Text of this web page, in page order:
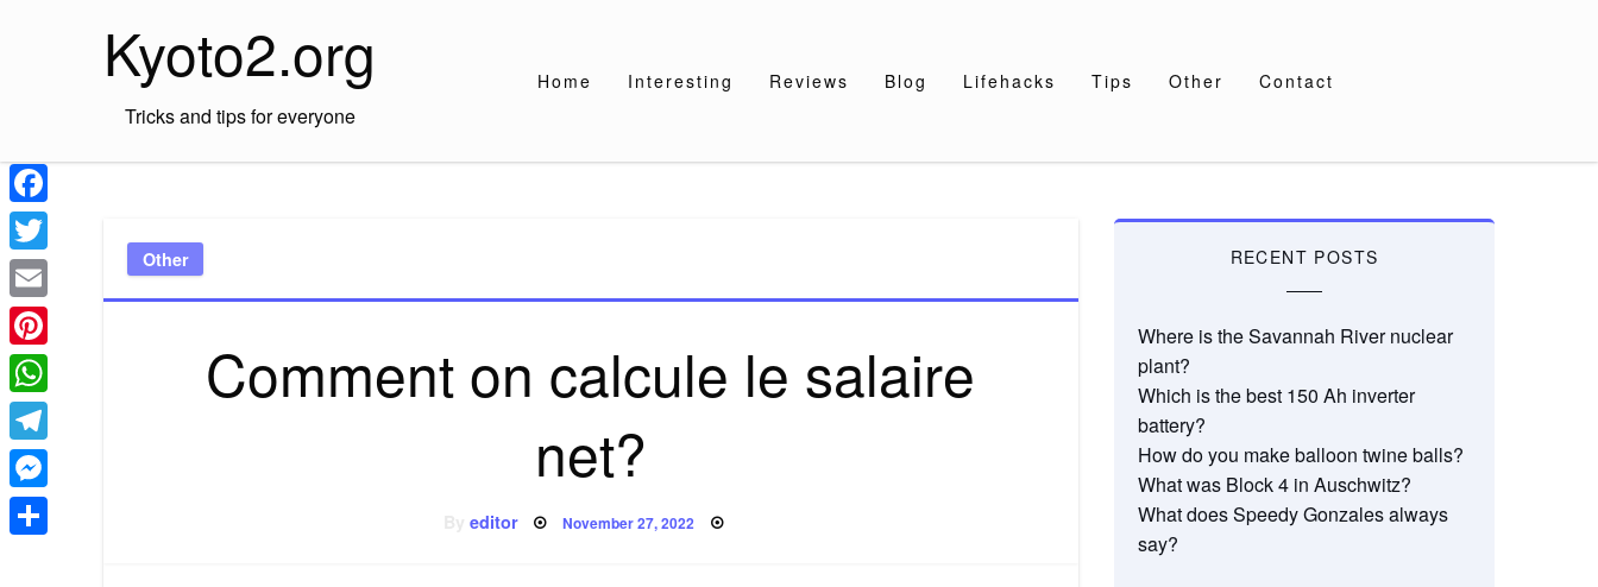
Kyoto2.org
Tricks and tips for everyone
Home Interesting Reviews Blog Lifehacks Tips Other Contact
Other
Comment on calcule le salaire
net?
editor Posted
November 27, 2022
RECENT POSTS
Where is the Savannah River nuclear
plant?
Which is the best 150 Ah inverter
battery?
How do you make balloon twine balls?
What was Block 4 in Auschwitz?
What does Speedy Gonzales always
say?
Facebook
Twitter
Email
Pinterest
WhatsApp
Telegram
Messenger